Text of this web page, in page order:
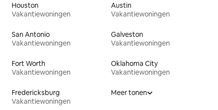
Houston
Vakantiewoningen
Austin
Vakantiewoningen
San Antonio
Vakantiewoningen
Galveston
Vakantiewoningen
Fort Worth
Vakantiewoningen
Oklahoma City
Vakantiewoningen
Fredericksburg
Vakantiewoningen
Meer tonen